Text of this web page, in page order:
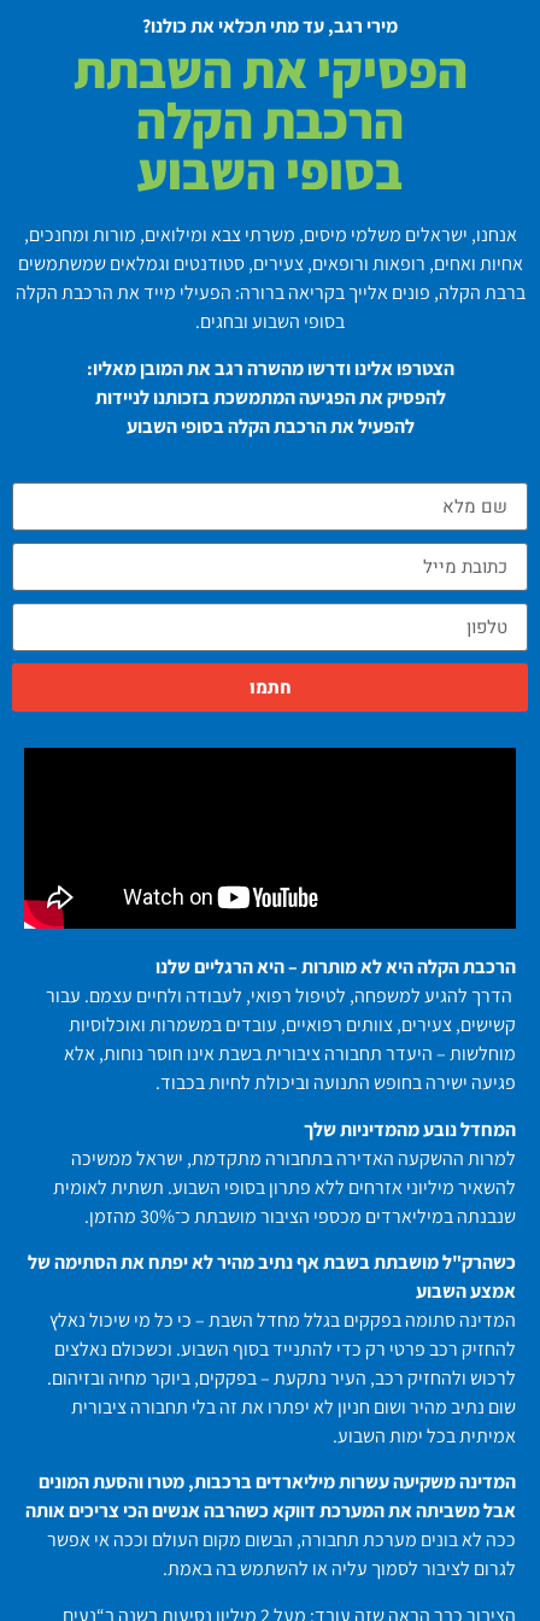
מירי רגב, עד מתי תכלאי את כולנו?
הפסיקי את השבתת
הרכבת הקלה
בסופי השבוע
אנחנו, ישראלים משלמי מיסים, משרתי צבא ומילואים, מורות ומחנכים,
אחיות ואחים, רופאות ורופאים, צעירים, סטודנטים וגמלאים שמשתמשים
ברבת הקלה, פונים אלייך בקריאה ברורה: הפעילי מייד את הרכבת הקלה
בסופי השבוע ובחגים.
הצטרפו אלינו ודרשו מהשרה רגב את המובן מאליו:
להפסיק את הפגיעה המתמשכת בזכותנו לניידות
להפעיל את הרכבת הקלה בסופי השבוע
חתמו
הרכבת הקלה היא לא מותרות – היא הרגליים שלנו
הדרך להגיע למשפחה, לטיפול רפואי, לעבודה ולחיים עצמם. עבור
קשישים, צעירים, צוותים רפואיים, עובדים במשמרות ואוכלוסיות
מוחלשות – היעדר תחבורה ציבורית בשבת אינו חוסר נוחות, אלא
פגיעה ישירה בחופש התנועה וביכולת לחיות בכבוד.
המחדל נובע מהמדיניות שלך
למרות ההשקעה האדירה בתחבורה מתקדמת, ישראל ממשיכה
להשאיר מיליוני אזרחים ללא פתרון בסופי השבוע. תשתית לאומית
שנבנתה במיליארדים מכספי הציבור מושבתת כ־30% מהזמן.
כשהרק"ל מושבתת בשבת אף נתיב מהיר לא יפתח את הסתימה של
אמצע השבוע
המדינה סתומה בפקקים בגלל מחדל השבת – כי כל מי שיכול נאלץ
להחזיק רכב פרטי רק כדי להתנייד בסוף השבוע. וכשכולם נאלצים
לרכוש ולהחזיק רכב, העיר נתקעת – בפקקים, ביוקר מחיה ובזיהום.
שום נתיב מהיר ושום חניון לא יפתרו את זה בלי תחבורה ציבורית
אמיתית בכל ימות השבוע.
המדינה משקיעה עשרות מיליארדים ברכבות, מטרו והסעת המונים
אבל משביתה את המערכת דווקא כשהרבה אנשים הכי צריכים אותה
ככה לא בונים מערכת תחבורה, הבשום מקום העולם וככה אי אפשר
לגרום לציבור לסמוך עליה או להשתמש בה באמת.
הציבור כבר הראה שזה עובד: מעל 2 מיליון נסיעות בשנה ב“נעים